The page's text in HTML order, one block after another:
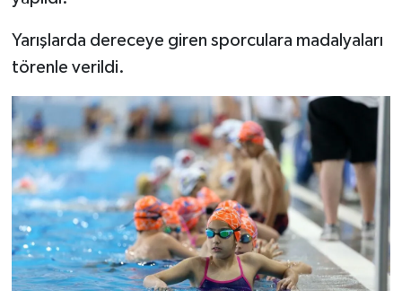
Yarışlarda dereceye giren sporculara madalyaları
törenle verildi.